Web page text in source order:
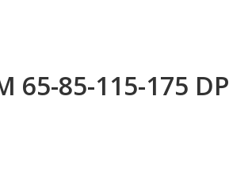
85-115-175 DP